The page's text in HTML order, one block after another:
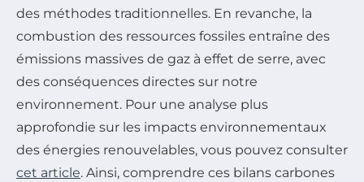
des méthodes traditionnelles. En revanche, la
combustion des ressources fossiles entraîne des
émissions massives de gaz à effet de serre, avec
des conséquences directes sur notre
environnement. Pour une analyse plus
approfondie sur les impacts environnementaux
des énergies renouvelables, vous pouvez consulter
cet article. Ainsi, comprendre ces bilans carbones